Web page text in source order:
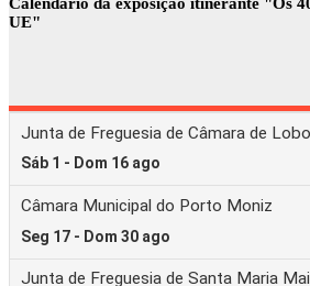
Calendário da exposição itinerante "Os
UE"